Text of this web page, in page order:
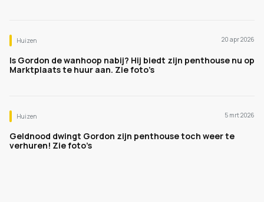
Huizen 20 apr 2026
Is Gordon de wanhoop nabij? Hij biedt zijn penthouse nu op
Marktplaats te huur aan. Zie foto’s
Huizen 5 mrt 2026
Geldnood dwingt Gordon zijn penthouse toch weer te
verhuren! Zie foto’s